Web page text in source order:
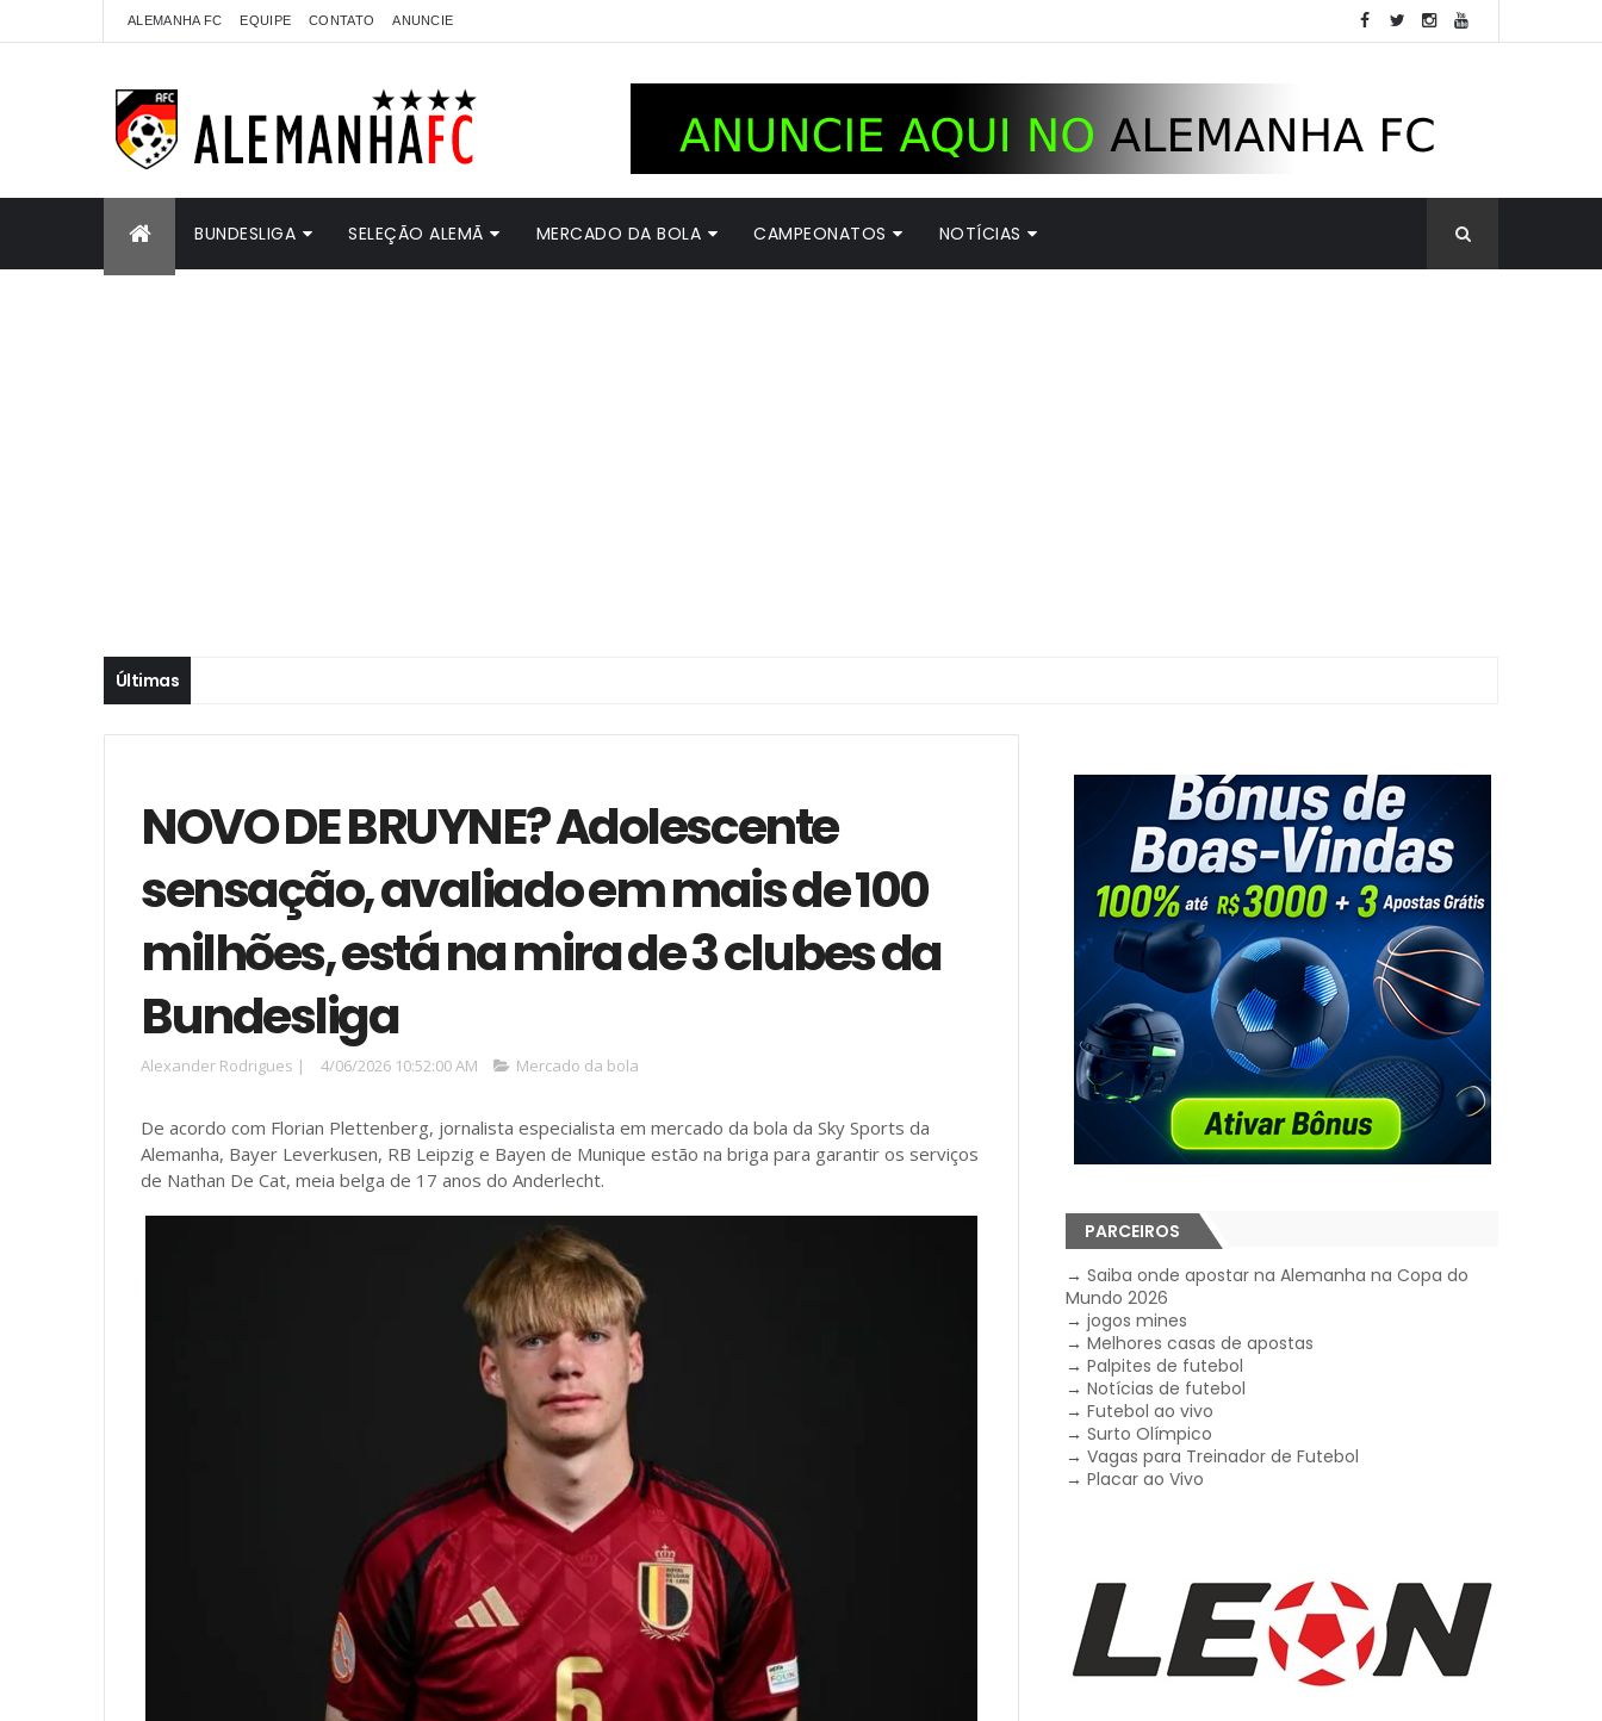
ALEMANHA FC EQUIPE CONTATO ANUNCIE
BUNDESLIGA SELEÇÃO ALEMÃ MERCADO DA BOLA CAMPEONATOS NOTÍCIAS
Últimas
NOVO DE BRUYNE? Adolescente
sensação, avaliado em mais de 100
milhões, está na mira de 3 clubes da
Bundesliga
Alexander Rodrigues | 4/06/2026 10:52:00 AM Mercado da bola
De acordo com Florian Plettenberg, jornalista especialista em mercado da bola da Sky Sports da
Alemanha, Bayer Leverkusen, RB Leipzig e Bayen de Munique estão na briga para garantir os serviços
de Nathan De Cat, meia belga de 17 anos do Anderlecht.
PARCEIROS
→Saiba onde apostar na Alemanha na Copa do
Mundo 2026
→jogos mines
→Melhores casas de apostas
→Palpites de futebol
→Notícias de futebol
→Futebol ao vivo
→Surto Olímpico
→Vagas para Treinador de Futebol
→Placar ao Vivo